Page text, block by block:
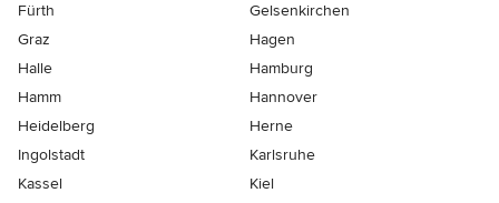
Fürth
Gelsenkirchen
Graz
Hagen
Halle
Hamburg
Hamm
Hannover
Heidelberg
Herne
Ingolstadt
Karlsruhe
Kassel
Kiel